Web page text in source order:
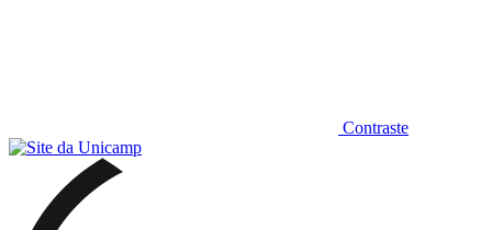
Contraste